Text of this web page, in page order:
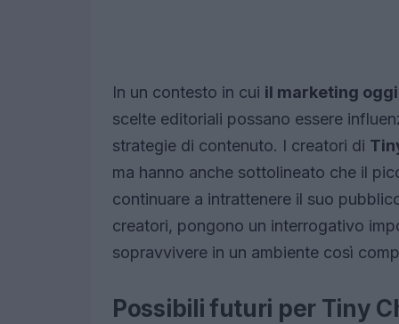
In un contesto in cui il marketing
scelte editoriali possano essere
strategie di contenuto. I creatori di
ma hanno anche sottolineato che il
continuare a intrattenere il suo
creatori, pongono un interrogativo
sopravvivere in un ambiente così
Possibili futuri per Tiny